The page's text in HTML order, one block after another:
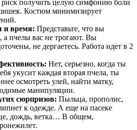
получить целую симфонию боли
Костюм минимизирует
и время: Представьте, что вы
а пчелы вас не трогают. Вы
не дергаетесь. Работа идет в 2
Нет, серьезно, когда ты
укусит каждая вторая пчела, ты
осмотреть улей, найти матку,
манипуляции.
сюрпризов: Пыльца, прополис,
к одежде. А еще на пасеке
дождь, ветка… В общем,